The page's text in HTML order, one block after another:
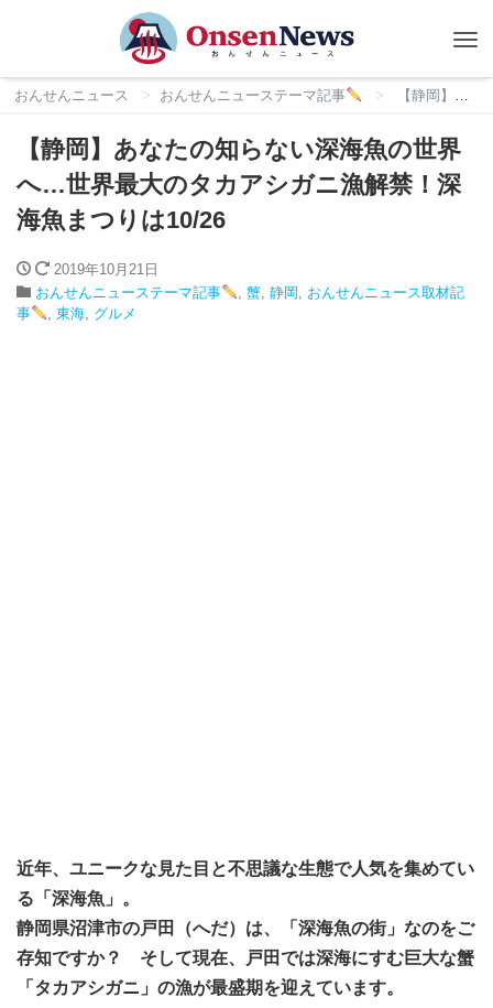
おんせんニュース おんせんニューステーマ記事 【静岡】あなたの知らない深海魚の世界へ…世界最大のタカアシガニ漁解禁！深海魚まつりは10/26
【静岡】あなたの知らない深海魚の世界
へ…世界最大のタカアシガニ漁解禁！深
海魚まつりは10/26
2019年10月21日
おんせんニューステーマ記事
, 蟹, 静岡 , おんせんニュース取材記
事
, 東海, グルメ
近年、ユニークな見た目と不思議な生態で人気を集めてい
る「深海魚」。
静岡県沼津市の戸田（へだ）は、「深海魚の街」なのをご
存知ですか？ そして現在、戸田では深海にすむ巨大な蟹
「タカアシガニ」の漁が最盛期を迎えています。